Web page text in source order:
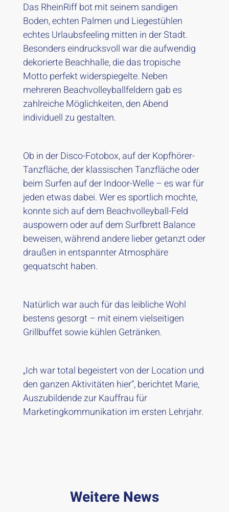
Das RheinRiff bot mit seinem sandigen
Boden, echten Palmen und Liegestühlen
echtes Urlaubsfeeling mitten in der Stadt.
Besonders eindrucksvoll war die aufwendig
dekorierte Beachhalle, die das tropische
Motto perfekt widerspiegelte. Neben
mehreren Beachvolleyballfeldern gab es
zahlreiche Möglichkeiten, den Abend
individuell zu gestalten.
Ob in der Disco-Fotobox, auf der Kopfhörer-
Tanzfläche, der klassischen Tanzfläche oder
beim Surfen auf der Indoor-Welle – es war für
jeden etwas dabei. Wer es sportlich mochte,
konnte sich auf dem Beachvolleyball-Feld
auspowern oder auf dem Surfbrett Balance
beweisen, während andere lieber getanzt oder
draußen in entspannter Atmosphäre
gequatscht haben.
Natürlich war auch für das leibliche Wohl
bestens gesorgt – mit einem vielseitigen
Grillbuffet sowie kühlen Getränken.
„Ich war total begeistert von der Location und
den ganzen Aktivitäten hier“, berichtet Marie,
Auszubildende zur Kauffrau für
Marketingkommunikation im ersten Lehrjahr.
Weitere News